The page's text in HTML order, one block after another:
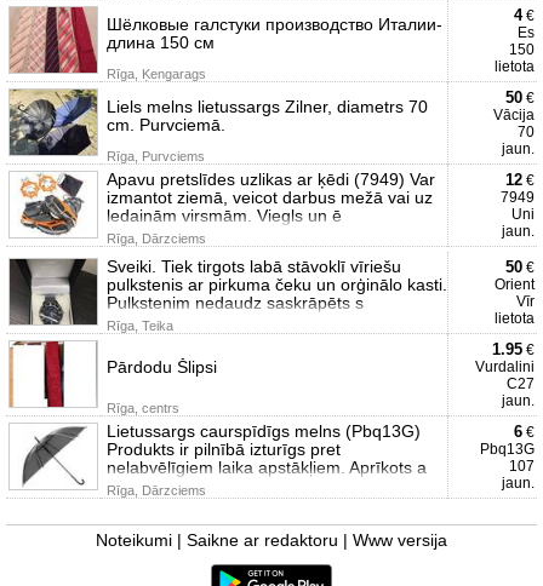
Шёлковые галстуки производство Италии-
длина 150 см
Rīga, Ķengarags
4€
Es
150
lietota
Liels melns lietussargs Zilner, diametrs 70
cm. Purvciemā.
Rīga, Purvciems
50 €
Vācija
70
jaun.
Apavu pretslīdes uzlikas ar ķēdi (7949) Var
izmantot ziemā, veicot darbus mežā vai uz
ledainām virsmām. Viegls un ē
Rīga, Dārzciems
12 €
7949
Uni
jaun.
Sveiki. Tiek tirgots labā stāvoklī vīriešu
pulkstenis ar pirkuma čeku un orģinālo kasti.
Pulkstenim nedaudz saskrāpēts s
Rīga, Teika
50 €
Orient
Vīr
lietota
Pārdodu Šlipsi
Rīga, centrs
1.95 €
Vurdalini
C27
jaun.
Lietussargs caurspīdīgs melns (Pbq13G)
Produkts ir pilnībā izturīgs pret
nelabvēlīgiem laika apstākļiem. Aprīkots a
Rīga, Dārzciems
6 €
Pbq13G
107
jaun.
Noteikumi Saikne ar redaktoru Www versija